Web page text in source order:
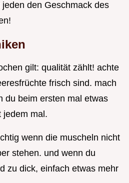
jeden den Geschmack des
gilt: qualität zählt! achte
frisch sind. mach
du beim ersten mal etwas
jedem mal.
wenn die muscheln nicht
stehen. und wenn du
zu dick, einfach etwas mehr